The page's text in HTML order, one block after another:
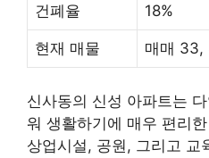
건폐율 18%
현재 매물 매매 33,
신사동의 신성 아파트는
워 생활하기에 매우 편리
상업시설, 공원, 그리고 교